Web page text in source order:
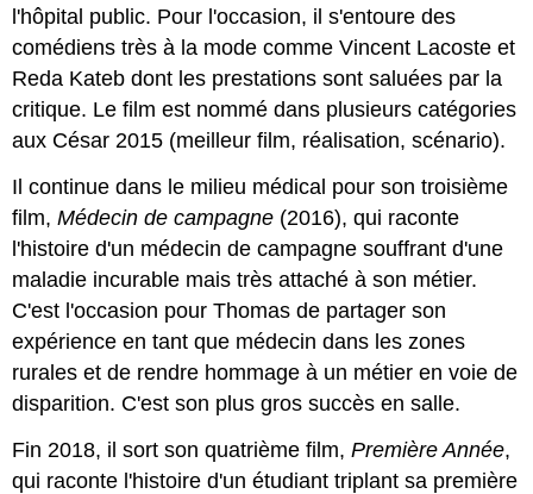
l'hôpital public. Pour l'occasion, il s'entoure des
comédiens très à la mode comme Vincent Lacoste et
Reda Kateb dont les prestations sont saluées par la
critique. Le film est nommé dans plusieurs catégories
aux César 2015 (meilleur film, réalisation, scénario).
Il continue dans le milieu médical pour son troisième
film,Médecin de campagne (2016), qui raconte
l'histoire d'un médecin de campagne souffrant d'une
maladie incurable mais très attaché à son métier.
C'est l'occasion pour Thomas de partager son
expérience en tant que médecin dans les zones
rurales et de rendre hommage à un métier en voie de
disparition. C'est son plus gros succès en salle.
Fin 2018, il sort son quatrième film,Première Année,
qui raconte l'histoire d'un étudiant triplant sa première